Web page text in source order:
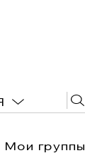
Мои группы